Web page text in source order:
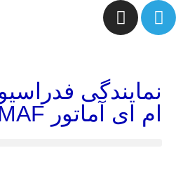
نمایندگی
ام ای آماتور IMMAF